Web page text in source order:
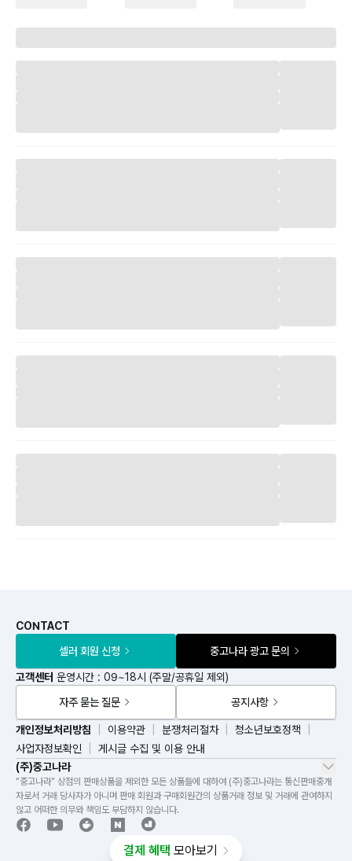
결제 혜택 모아보기
CONTACT
셀러 회원 신청
중고나라 광고 문의
고객센터 운영시간 : 09~18시 (주말/공휴일 제외)
자주 묻는 질문
공지사항
(주)중고나라
개인정보처리방침 이용약관 분쟁처리절차
청소년보호정책
사업자정보확인
게시글 수집 및 이용 안내
"중고나라" 상점의 판매상품을 제외한 모든 상품들에 대하여 (주)중고나라는 통신판매중개
자로서 거래 당사자가 아니며 판매 회원과 구매회원간의 상품거래 정보 및 거래에 관여하지
않고 어떠한 의무와 책임도 부담하지 않습니다.